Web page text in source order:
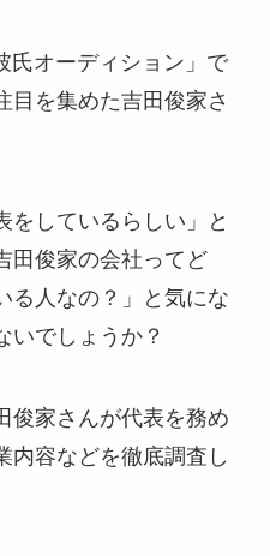
氏オーディション」で
目を集めた吉田俊家さ
をしているらしい」と
田俊家の会社ってど
る人なの？」と気にな
いでしょうか？
俊家さんが代表を務め
内容などを徹底調査し